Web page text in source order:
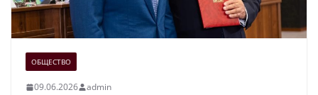
ОБЩЕСТВО
09.06.2026 admin